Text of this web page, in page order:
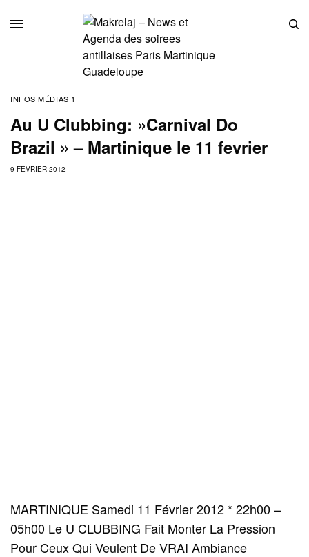
INFOS MÉDIAS 1
Au U Clubbing: »Carnival Do
Brazil » – Martinique le 11 fevrier
9 FÉVRIER 2012
MARTINIQUE Samedi 11 Février 2012 * 22h00 –
05h00 Le U CLUBBING Fait Monter La Pression
Pour Ceux Qui Veulent De VRAI Ambiance